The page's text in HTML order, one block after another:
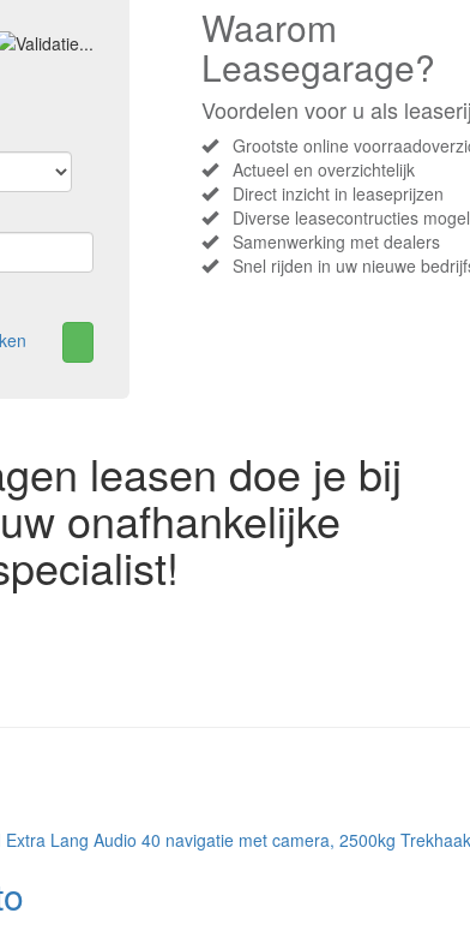
Waarom
Leasegarage?
Voordelen voor u als
Grootste online
Actueel en overzichtelijk
Direct inzicht in leaseprijzen
Diverse leasecontructies
Samenwerking met dealers
Snel rijden in uw nieuwe
leasen doe je bij
onafhankelijke